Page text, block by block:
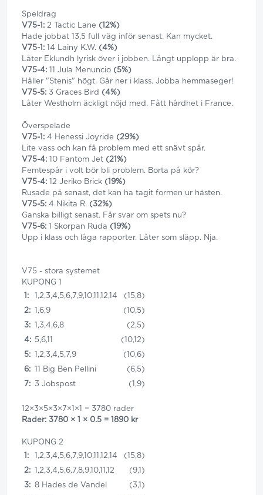
Speldrag
V75-1: 2 Tactic Lane (12%)
Hade jobbat 13,5 full väg inför senast. Kan mycket.
V75-1: 14 Lainy K.W. (4%)
Låter Eklundh lyrisk över i jobben. Långt upplopp är bra.
V75-4: 11 Jula Menuncio (5%)
Håller "Stenis" högt. Går ner i klass. Jobba hemmaseger!
V75-5: 3 Graces Bird (4%)
Låter Westholm äckligt nöjd med. Fått hårdhet i France.
Överspelade
V75-1: 4 Henessi Joyride (29%)
Lite vass och kan få problem med ett snävt spår.
V75-4: 10 Fantom Jet (21%)
Femtespår i volt bör bli problem. Borta på kör?
V75-4: 12 Jeriko Brick (19%)
Rusade på senast, det kan ha tagit formen ur hästen.
V75-5: 4 Nikita R. (32%)
Ganska billigt senast. Får svar om spets nu?
V75-6: 1 Skorpan Ruda (19%)
Upp i klass och låga rapporter. Låter som släpp. Nja.
V75 - stora systemet
KUPONG 1
1:
1,2,3,4,5,6,7,9,10,11,12,14
(15,8)
2: 1,6,9
(10,5)
3: 1,3,4,6,8
(2,5)
4: 5,6,11
(10,12)
5: 1,2,3,4,5,7,9
(10,6)
6: 11 Big Ben Pellini
(6,5)
7:
3 Jobspost (1,9)
12×3×5×3×7×1×1 = 3780 rader
Rader: 3780 × 1 × 0.5 = 1890 kr
KUPONG 2
1:
1,2,3,4,5,6,7,9,10,11,12,14
(15,8)
2: 1,2,3,4,5,6,7,8,9,10,11,12
(9,1)
3: 8 Hades de Vandel
(3,1)